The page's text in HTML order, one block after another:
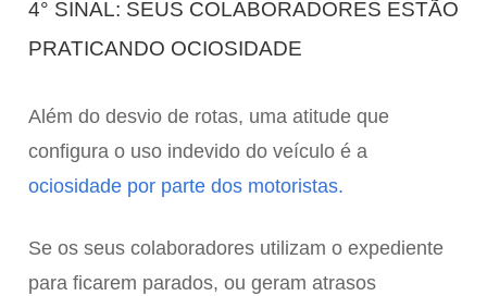
4° SINAL: SEUS COLABORADORES ESTÃO
PRATICANDO OCIOSIDADE
Além do desvio de rotas, uma atitude que
configura o uso indevido do veículo é a
ociosidade por parte dos motoristas.
Se os seus colaboradores utilizam o expediente
para ficarem parados, ou geram atrasos